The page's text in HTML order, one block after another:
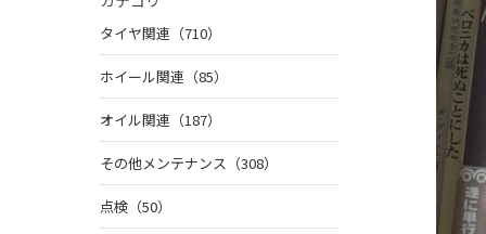
タイヤ関連（710）
ホイール関連（85）
オイル関連（187）
その他メンテナンス（308）
点検（50）